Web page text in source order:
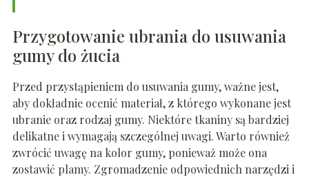
Przygotowanie ubrania do usuwania
gumy do żucia
Przed przystąpieniem do usuwania gumy, ważne jest,
aby dokładnie ocenić materiał, z którego wykonane jest
ubranie oraz rodzaj gumy. Niektóre tkaniny są bardziej
delikatne i wymagają szczególnej uwagi. Warto również
zwrócić uwagę na kolor gumy, ponieważ może ona
zostawić plamy. Zgromadzenie odpowiednich narzędzi i